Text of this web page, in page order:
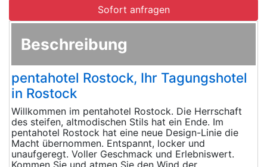
Sofort anfragen
Beschreibung
pentahotel Rostock, Ihr Tagungshotel
in Rostock
Willkommen im pentahotel Rostock. Die Herrschaft
des steifen, altmodischen Stils hat ein Ende. Im
pentahotel Rostock hat eine neue Design-Linie die
Macht übernommen. Entspannt, locker und
unaufgeregt. Voller Geschmack und Erlebniswert.